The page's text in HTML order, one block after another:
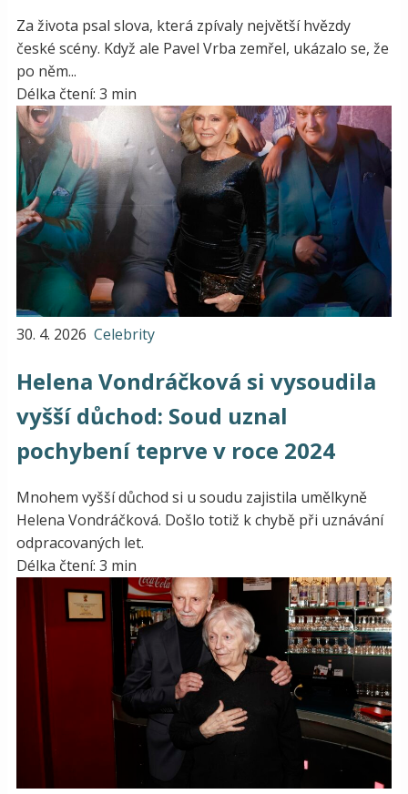
Za života psal slova, která zpívaly největší hvězdy
české scény. Když ale Pavel Vrba zemřel, ukázalo se, že
po něm...
Délka čtení: 3 min
30. 4. 2026 Celebrity
Helena Vondráčková si vysoudila
vyšší důchod: Soud uznal
pochybení teprve v roce 2024
Mnohem vyšší důchod si u soudu zajistila umělkyně
Helena Vondráčková. Došlo totiž k chybě při uznávání
odpracovaných let.
Délka čtení: 3 min